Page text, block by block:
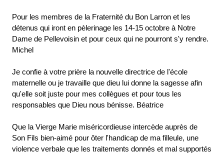
Pour les membres de la Fraternité du Bon Larron et les
détenus qui iront en pèlerinage les 14-15 octobre à Notre
Dame de Pellevoisin et pour ceux qui ne pourront s'y rendre.
Michel
Je confie à votre prière la nouvelle directrice de l'école
maternelle ou je travaille que dieu lui donne la sagesse afin
qu'elle soit juste pour mes collègues et pour tous les
responsables que Dieu nous bénisse. Béatrice
Que la Vierge Marie miséricordieuse intercède auprès de
Son Fils bien-aimé pour ôter l'handicap de ma filleule, une
violence verbale que les traitements donnés et mal supportés